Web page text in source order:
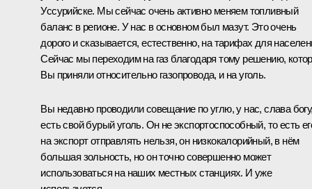
Уссурийске. Мы сейчас очень активно меняем топливный
баланс в регионе. У нас в основном был мазут. Это очень
дорого и сказывается, естественно, на тарифах для
Сейчас мы переходим на газ благодаря тому решению,
Вы приняли относительно газопровода, и на уголь.
Вы недавно проводили совещание по углю, у нас, слава
есть свой бурый уголь. Он не экспортоспособный, то есть
на экспорт отправлять нельзя, он низкокалорийный, в нём
большая зольность, но он точно совершенно может
использоваться на наших местных станциях. И уже